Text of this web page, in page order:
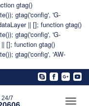
gtag()
gtag('config', 'G-
|| []; function gtag()
gtag('config', 'G-
[]; function gtag()
gtag('config', 'AW-
24/7
Toggle